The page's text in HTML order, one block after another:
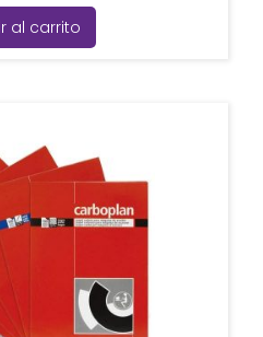
al carrito